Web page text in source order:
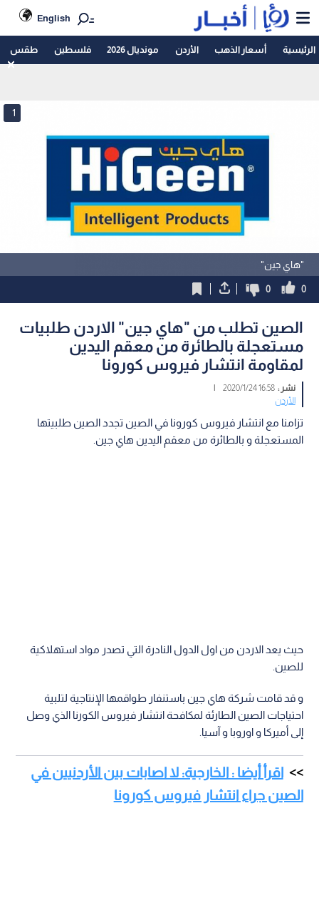
English
الرئيسية أسعار الذهب الأردن مونديال 2026 فلسطين طقس
"هاي جين"
1
0
0
الصين تطلب من "هاي جين" الاردن طلبيات
مستعجلة بالطائرة من معقم اليدين
لمقاومة انتشار فيروس كورونا
نشر :16:58 2020/1/24
|
الأردن
تزامنا مع انتشار فيروس كورونا في الصين تجدد الصين طلبيتها
المستعجلة و بالطائرة من معقم اليدين هاي جين.
حيث يعد الاردن من اول الدول النادرة التي تصدر مواد استهلاكية
للصين.
و قد قامت شركة هاي جين باستنفار طواقمها الإنتاجية لتلبية
احتياجات الصين الطارئة لمكافحة انتشار فيروس الكورنا الذي وصل
إلى أميركا و اوروبا و آسيا.
اقرأ أيضا : الخارجية: لا اصابات بين الأردنيين في
الصين جراء انتشار فيروس كورونا